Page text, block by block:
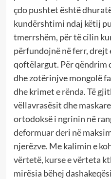
çdo pushtet është
kundërshtimi ndaj këtij
tmerrshëm, për të cilin
përfundojnë në ferr, drejt
qoftëlargut. Për qëndrim
dhe zotërinjve mongolë
dhe krimet e rënda. Të
vëllavrasësit dhe
ortodoksë i ngrinin në
deformuar deri në
njerëzve. Me kalimin e
vërtetë, kurse e vërteta
mirësia bëhej